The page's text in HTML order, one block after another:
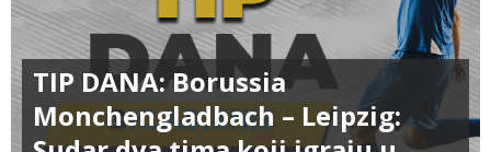
TIP DANA: Borussia
Monchengladbach – Leipzig: